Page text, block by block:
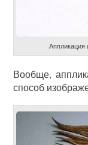
Аппликация
Вообще,
способ